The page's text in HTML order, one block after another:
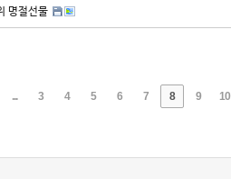
명절선물
... 3 4 5 6 7 8 9 10